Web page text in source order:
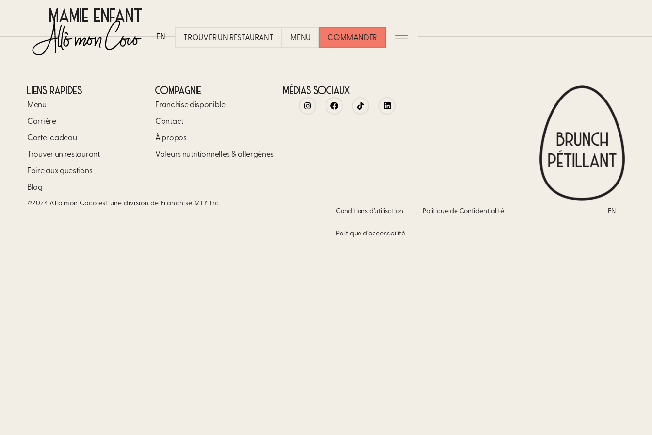
EN TROUVER UN RESTAURANT​ MENU COMMANDER
MAMIE ENFANT
LIENS RAPIDES
Menu
Carrière​
Carte-cadeau
Trouver un restaurant​
Foire aux questions
Blog
COMPAGNIE
Franchise disponible
Contact
À propos
Valeurs nutritionnelles & allergènes
MÉDIAS SOCIAUX
©2024 Allô mon Coco est une division de Franchise MTY Inc.
EN
Conditions d’utilisation Politique de Confidentialité
Politique d’accessibilité